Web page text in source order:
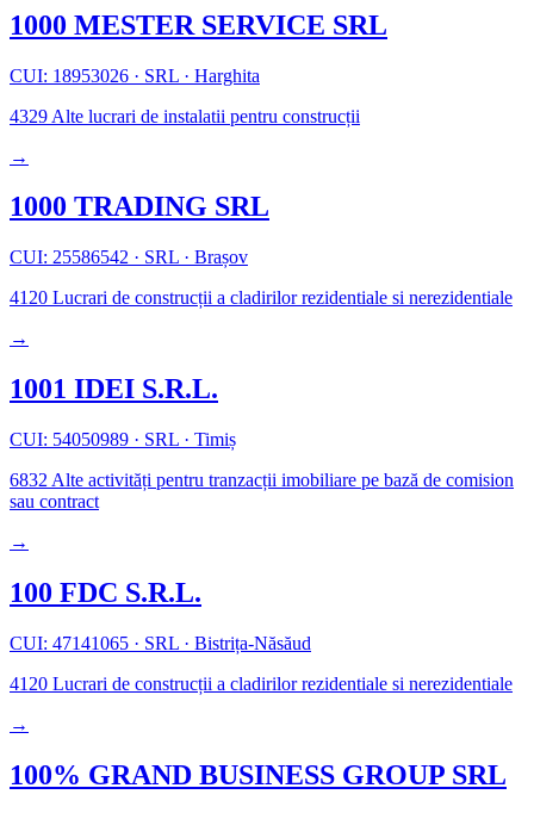
1000 MESTER SERVICE SRL
CUI: 18953026 · SRL · Harghita
4329 Alte lucrari de instalatii pentru construcții
→
1000 TRADING SRL
CUI: 25586542 · SRL · Brașov
4120 Lucrari de construcții a cladirilor rezidentiale si nerezidentiale
→
1001 IDEI S.R.L.
CUI: 54050989 · SRL · Timiș
6832 Alte activități pentru tranzacții imobiliare pe bază de comision
sau contract
→
100 FDC S.R.L.
CUI: 47141065 · SRL · Bistrița-Năsăud
4120 Lucrari de construcții a cladirilor rezidentiale si nerezidentiale
→
100% GRAND BUSINESS GROUP SRL